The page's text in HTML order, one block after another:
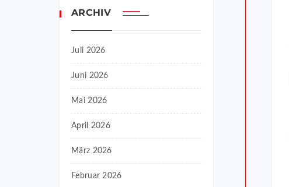
ARCHIV
Juli 2026
Juni 2026
Mai 2026
April 2026
März 2026
Februar 2026